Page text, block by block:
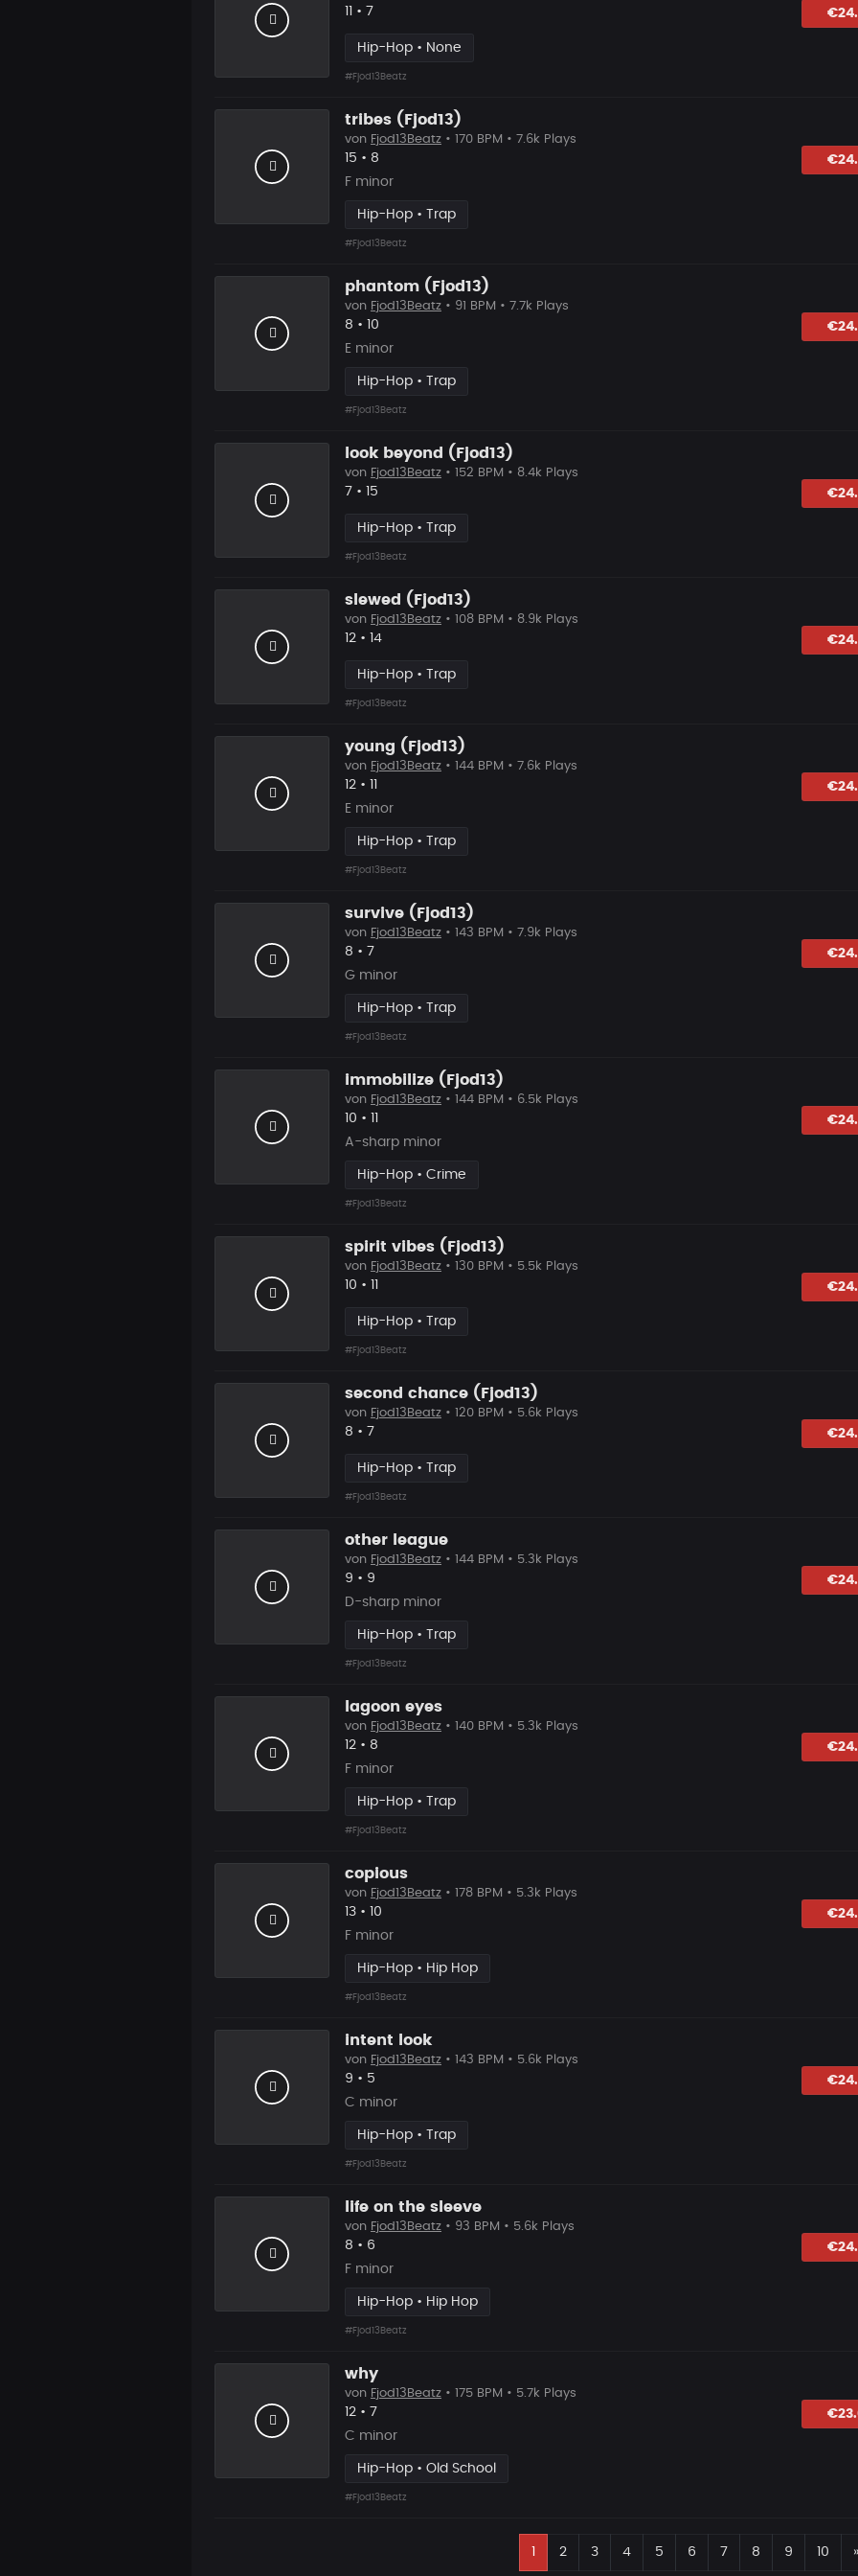
Likes
• Vorgeschlagen
7
Hip-Hop • None
#Fjod13Beatz
tribes (Fjod13)
von Fjod13Beatz • 170 BPM • 7.6k Plays
Likes
15 • Vorgeschlagen
8
F minor
Hip-Hop • Trap
#Fjod13Beatz
phantom (Fjod13)
von Fjod13Beatz • 91 BPM • 7.7k Plays
Likes
8 • Vorgeschlagen
10
E minor
Hip-Hop • Trap
#Fjod13Beatz
look beyond (Fjod13)
von Fjod13Beatz • 152 BPM • 8.4k Plays
Likes
7 • Vorgeschlagen
15
Hip-Hop • Trap
#Fjod13Beatz
slewed (Fjod13)
von Fjod13Beatz • 108 BPM • 8.9k Plays
Likes
12 • Vorgeschlagen
14
Hip-Hop • Trap
#Fjod13Beatz
young (Fjod13)
von Fjod13Beatz • 144 BPM • 7.6k Plays
Likes
12 • Vorgeschlagen
E minor
Hip-Hop • Trap
#Fjod13Beatz
survive (Fjod13)
von Fjod13Beatz • 143 BPM • 7.9k Plays
Likes
8 • Vorgeschlagen
7
G minor
Hip-Hop • Trap
#Fjod13Beatz
immobilize (Fjod13)
von Fjod13Beatz • 144 BPM • 6.5k Plays
Likes
10 • Vorgeschlagen
A-sharp minor
Hip-Hop • Crime
#Fjod13Beatz
spirit vibes (Fjod13)
von Fjod13Beatz • 130 BPM • 5.5k Plays
Likes
10 • Vorgeschlagen
Hip-Hop • Trap
#Fjod13Beatz
second chance (Fjod13)
von Fjod13Beatz • 120 BPM • 5.6k Plays
Likes
8 • Vorgeschlagen
7
Hip-Hop • Trap
#Fjod13Beatz
other league
von Fjod13Beatz • 144 BPM • 5.3k Plays
Likes
9 • Vorgeschlagen
9
D-sharp minor
Hip-Hop • Trap
#Fjod13Beatz
lagoon eyes
von Fjod13Beatz • 140 BPM • 5.3k Plays
Likes
12 • Vorgeschlagen
8
F minor
Hip-Hop • Trap
#Fjod13Beatz
copious
von Fjod13Beatz • 178 BPM • 5.3k Plays
Likes
13 • Vorgeschlagen
10
F minor
Hip-Hop • Hip Hop
#Fjod13Beatz
intent look
von Fjod13Beatz • 143 BPM • 5.6k Plays
Likes
9 • Vorgeschlagen
5
C minor
Hip-Hop • Trap
#Fjod13Beatz
life on the sleeve
von Fjod13Beatz • 93 BPM • 5.6k Plays
Likes
8 • Vorgeschlagen
6
F minor
Hip-Hop • Hip Hop
#Fjod13Beatz
why
von Fjod13Beatz • 175 BPM • 5.7k Plays
Likes
12 • Vorgeschlagen
7
C minor
Hip-Hop • Old School
#Fjod13Beatz
2 3 4 5 6 7 8 9 10 »